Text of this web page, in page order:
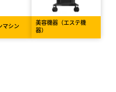
マシン
美容機器（エステ機
器）